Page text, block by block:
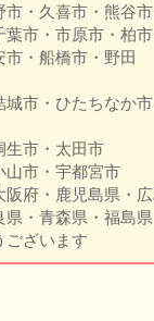
市・久喜市・熊谷
市・市原市・柏市
・船橋市・野田
市・ひたちなか市
市・太田市
市・宇都宮市
府・鹿児島県・広
県・青森県・福島県
ございます